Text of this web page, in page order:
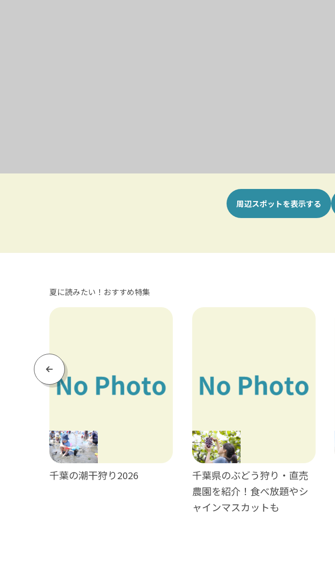
周辺スポットを表示する
夏に読みたい！おすすめ特集
Previous
千葉の潮干狩り2026
千葉県のぶどう狩り・直売
農園を紹介！食べ放題やシ
ャインマスカットも